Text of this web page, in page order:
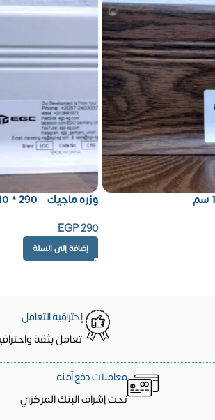
وزره ماجيك – 290 * 10 سم
EGP290
إضافة إلى السلة
إحترافية التعامل
تعامل بثقة
معاملات دفع آمنه
تحت إشراف البنك المركزي